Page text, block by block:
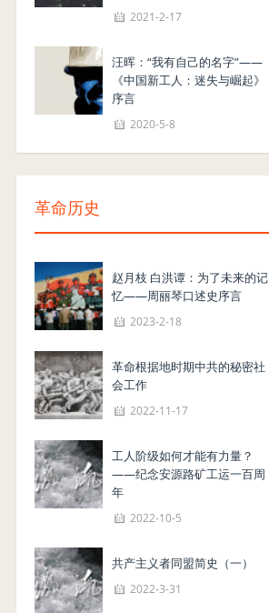
2021-2-17
汪晖：“我有自己的名字”——
《中国新工人：迷失与崛起》
序言
2020-5-8
革命历史
赵月枝 白洪谭：为了未来的记
忆——周丽琴口述史序言
2023-2-18
革命根据地时期中共的秘密社
会工作
2022-11-17
工人阶级如何才能有力量？
——纪念安源路矿工运一百周
年
2022-10-5
共产主义者同盟简史（一）
2022-3-31